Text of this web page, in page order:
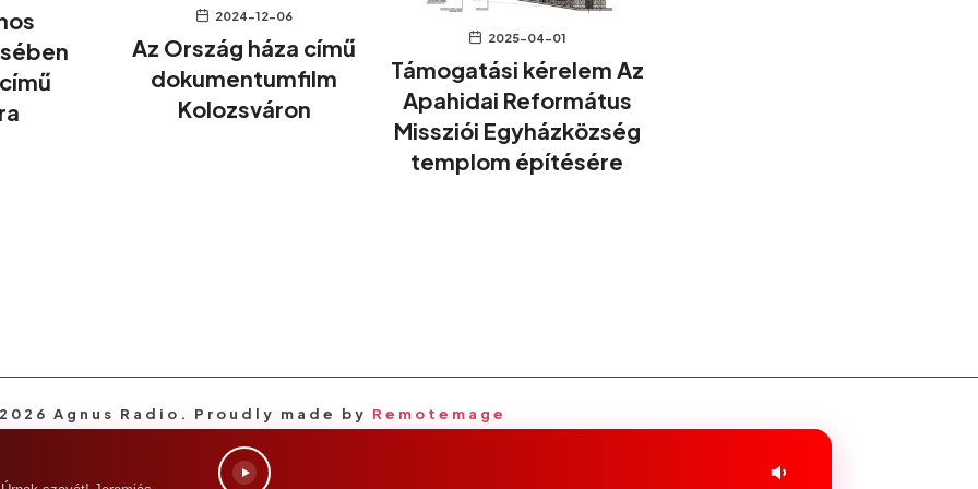
2024-12-06
Az Ország háza című
dokumentumfilm
Kolozsváron
2025-04-01
Támogatási kérelem Az
Apahidai Református
Missziói Egyházközség
templom építésére
Agnus Radio. Proudly made by Remotemage